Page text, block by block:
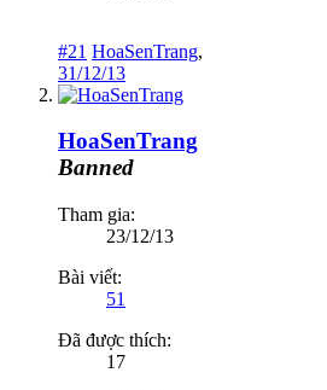
#21 HoaSenTrang,
31/12/13
HoaSenTrang
Banned
Tham gia:
23/12/13
Bài viết:
51
Đã được thích:
17